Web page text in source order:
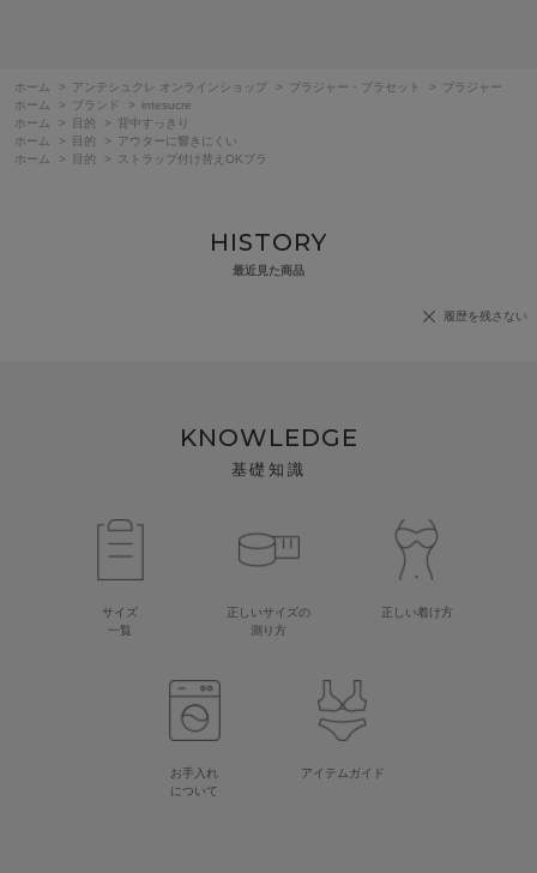
ホーム > アンテシュクレ オンラインショップ > ブラジャー・ブラセット >
ブラジャー
ホーム
> ブランド >
intesucre
ホーム
> 目的 >
背中すっきり
ホーム
> 目的 >
アウターに響きにくい
ホーム
> 目的 > ストラップ付け替えOKブラ
HISTORY
最近見た商品
履歴を残さない
KNOWLEDGE
基礎知識
サイズ
一覧
正しいサイズの
測り方
正しい着け方
お手入れ
について
アイテムガイド